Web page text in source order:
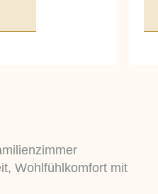
Wohlfühlkomfort mit